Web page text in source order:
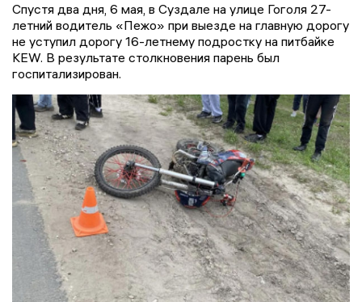
Спустя два дня, 6 мая, в Суздале на улице Гоголя 27-
летний водитель «Пежо» при выезде на главную дорогу
не уступил дорогу 16-летнему подростку на питбайке
KEW. В результате столкновения парень был
госпитализирован.